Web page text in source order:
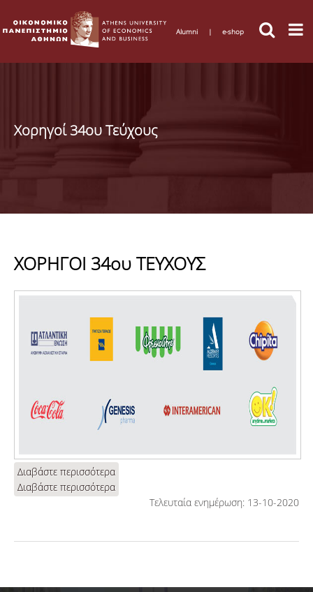
Alumni | e-shop
Χορηγοί 34ου Τεύχους
ΧΟΡΗΓΟΙ 34ου ΤΕΥΧΟΥΣ
Διαβάστε περισσότερα
Διαβάστε περισσότερα
ΧΟΡΗΓΟΙΤελευταία ενημέρωση: 13-10-2020